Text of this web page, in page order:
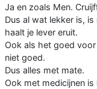
Ja en zoals Men.
Dus al wat lekker is,
haalt je lever eruit.
Ook als het goed
niet goed.
Dus alles met mate.
Ook met medicijnen